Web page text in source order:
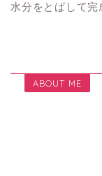
水分をとばして完
ABOUT ME